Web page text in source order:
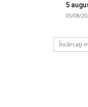
5
05/08/
Încărcați